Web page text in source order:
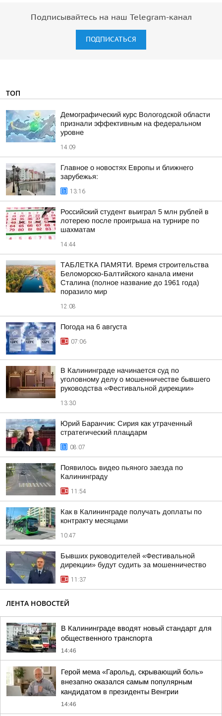
Подписывайтесь на наш Telegram-канал
ПОДПИСАТЬСЯ
ТОП
Демографический курс Вологодской области
признали эффективным на федеральном
уровне
14:09
Главное о новостях Европы и ближнего
зарубежья:
13:16
Российский студент выиграл 5 млн рублей в
лотерею после проигрыша на турнире по
шахматам
14:44
ТАБЛЕТКА ПАМЯТИ. Время строительства
Беломорско-Балтийского канала имени
Сталина (полное название до 1961 года)
поразило мир
12:08
Погода на 6 августа
07:06
В Калининграде начинается суд по
уголовному делу о мошенничестве бывшего
руководства «Фестивальной дирекции»
13:30
Юрий Баранчик: Сирия как утраченный
стратегический плацдарм
08:07
Появилось видео пьяного заезда по
Калининграду
11:54
Как в Калининграде получать доплаты по
контракту месяцами
10:47
Бывших руководителей «Фестивальной
дирекции» будут судить за мошенничество
11:37
ЛЕНТА НОВОСТЕЙ
В Калининграде вводят новый стандарт для
общественного транспорта
14:46
Герой мема «Гарольд, скрывающий боль»
внезапно оказался самым популярным
кандидатом в президенты Венгрии
14:46